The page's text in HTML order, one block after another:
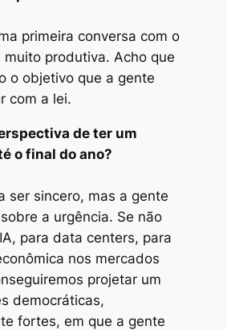
primeira conversa com o
produtiva. Acho que
o objetivo que a gente
com a lei.
de ter um
o final do ano?
ser sincero, mas a gente
a urgência. Se não
para data centers, para
nos mercados
projetar um
democráticas,
fortes, em que a gente